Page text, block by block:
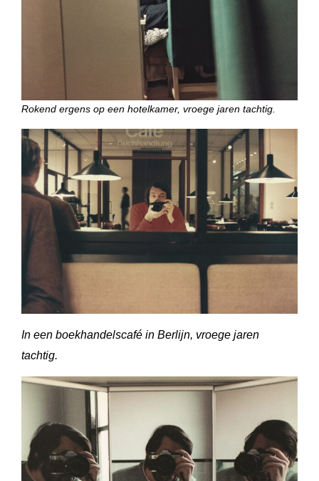
Rokend ergens op een hotelkamer, vroege jaren tachtig.
In een boekhandelscafé in Berlijn, vroege jaren
tachtig.